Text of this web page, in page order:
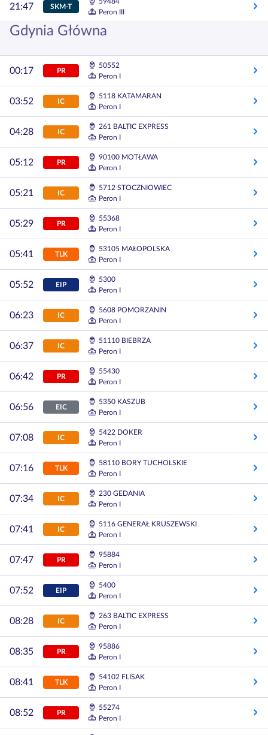
21:47 SKM-T
Peron III
Gdynia Główna
00:17 PR
50552
Peron I
03:52 IC
5118 KATAMARAN
Peron I
04:28 IC
261 BALTIC EXPRESS
Peron I
05:12 PR
90100 MOTŁAWA
Peron I
05:21 IC
5712 STOCZNIOWIEC
Peron I
05:29 PR
55368
Peron I
05:41 TLK
53105 MAŁOPOLSKA
Peron I
05:52 EIP
5300
Peron I
06:23 IC
5608 POMORZANIN
Peron I
06:37 IC
51110 BIEBRZA
Peron I
06:42 PR
55430
Peron I
06:56 EIC
5350 KASZUB
Peron I
07:08 IC
5422 DOKER
Peron I
07:16 TLK
58110 BORY TUCHOLSKIE
Peron I
07:34 IC
230 GEDANIA
Peron I
07:41 IC
5116 GENERAŁ KRUSZEWSKI
Peron I
07:47 PR
95884
Peron I
07:52 EIP
5400
Peron I
08:28 IC
263 BALTIC EXPRESS
Peron I
08:35 PR
95886
Peron I
08:41 TLK
54102 FLISAK
Peron I
08:52 PR
55274
Peron I